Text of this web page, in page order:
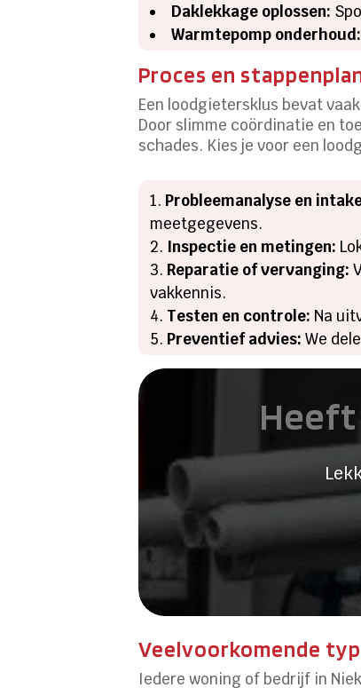
Daklekkage oplossen:
Warmtepomp onderhoud:
Proces en
Een loodgietersklus bevat
Door slimme coördinatie en
schades. Kies je voor een
Probleemanalyse en
meetgegevens.
Inspectie en metingen:
Reparatie of vervanging:
vakkennis.
Testen en controle: Na
Preventief advies: We
Veelvoorkomende
Iedere woning of bedrijf in